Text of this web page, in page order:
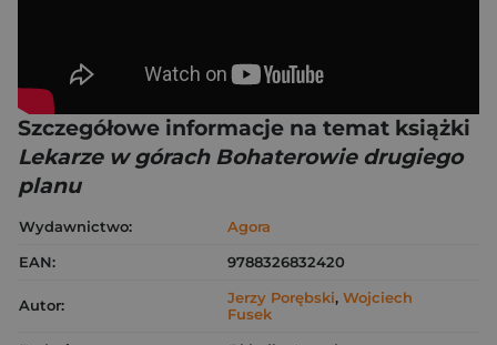
Szczegółowe informacje na temat książki
Lekarze w górach Bohaterowie drugiego
planu
Wydawnictwo:
Agora
EAN:
9788326832420
Autor: Jerzy Porębski, Wojciech
Fusek